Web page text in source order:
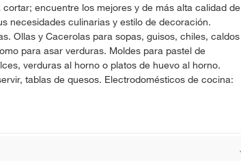
encuentre los mejores y de más alta calidad de
necesidades culinarias y estilo de decoración.
Ollas y Cacerolas para sopas, guisos, chiles, caldos
para asar verduras. Moldes para pastel de
verduras al horno o platos de huevo al horno.
tablas de quesos. Electrodomésticos de cocina: